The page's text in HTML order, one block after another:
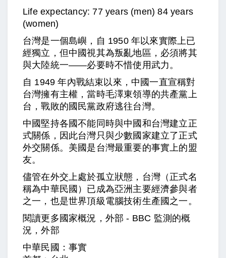
Life expectancy: 77 years (men) 84 years
(women)
台灣是一個島嶼，自 1950 年以來實際上已
經獨立，但中國視其為叛亂地區，必須將其
與大陸統一——必要時不惜使用武力。
自 1949 年內戰結束以來，中國一直宣稱對
台灣擁有主權，當時毛澤東領導的共產黨上
台，戰敗的國民黨政府逃往台灣。
中國堅持各國不能同時與中國和台灣建立正
式關係，因此台灣只與少數國家建立了正式
外交關係。美國是台灣最重要的事實上的盟
友。
儘管在外交上處於孤立狀態，台灣（正式名
稱為中華民國）已成為亞洲主要經濟參與者
之一，也是世界頂級電腦技術生產國之一。
閱讀更多國家概況，外部 - BBC 監測的概
況，外部
中華民國：事實